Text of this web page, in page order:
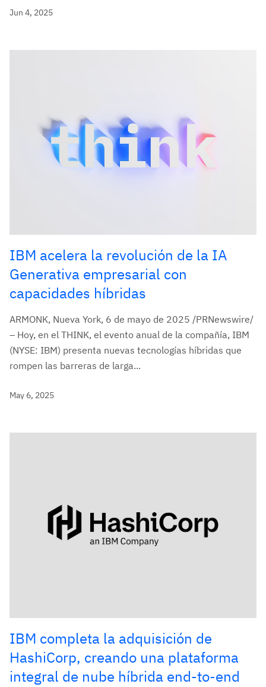
Jun 4, 2025
IBM acelera la revolución de la IA
Generativa empresarial con
capacidades híbridas
ARMONK, Nueva York, 6 de mayo de 2025 /PRNewswire/
– Hoy, en el THINK, el evento anual de la compañía, IBM
(NYSE: IBM) presenta nuevas tecnologías híbridas que
rompen las barreras de larga...
May 6, 2025
IBM completa la adquisición de
HashiCorp, creando una plataforma
integral de nube híbrida end-to-end